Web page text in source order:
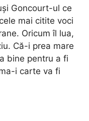
Goncourt-ul ce
mai citite voci
Oricum îl lua,
Că-i prea mare
bine pentru a fi
i carte va fi